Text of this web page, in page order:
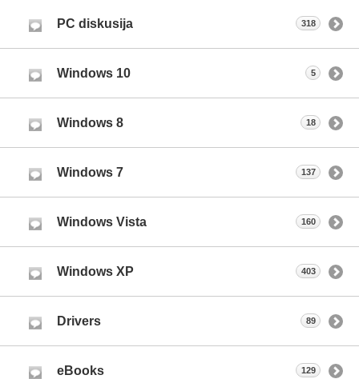
PC diskusija 318
Windows 10 5
Windows 8 18
Windows 7 137
Windows Vista 160
Windows XP 403
Drivers 89
eBooks 129